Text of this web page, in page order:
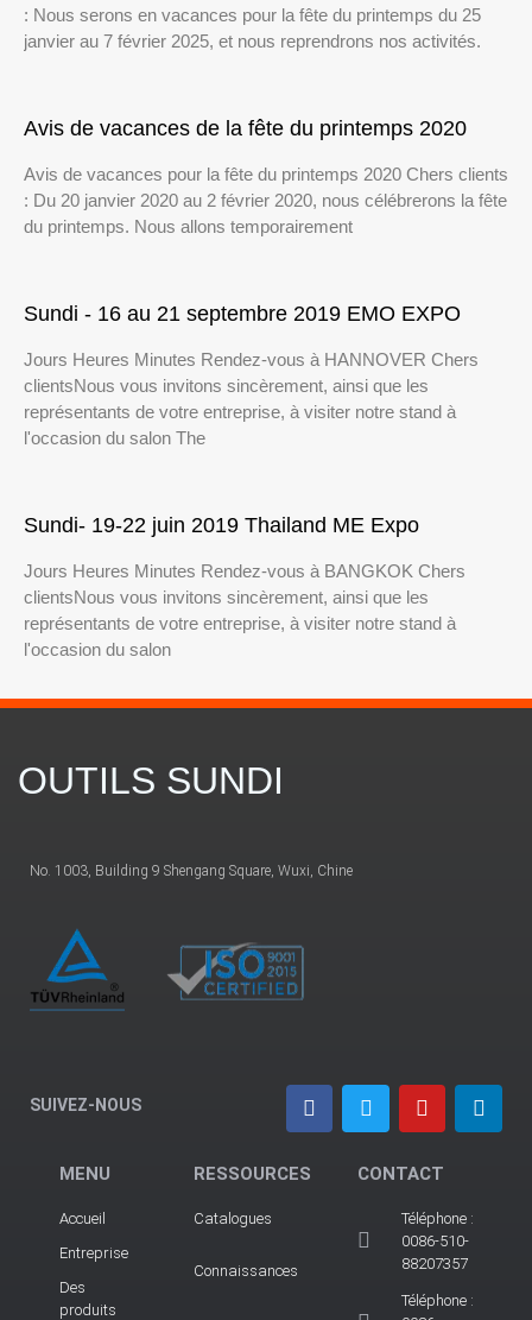
: Nous serons en vacances pour la fête du printemps du 25
janvier au 7 février 2025, et nous reprendrons nos activités.
Avis de vacances de la fête du printemps 2020
Avis de vacances pour la fête du printemps 2020 Chers clients
: Du 20 janvier 2020 au 2 février 2020, nous célébrerons la fête
du printemps. Nous allons temporairement
Sundi - 16 au 21 septembre 2019 EMO EXPO
Jours Heures Minutes Rendez-vous à HANNOVER Chers
clientsNous vous invitons sincèrement, ainsi que les
représentants de votre entreprise, à visiter notre stand à
l'occasion du salon The
Sundi- 19-22 juin 2019 Thailand ME Expo
Jours Heures Minutes Rendez-vous à BANGKOK Chers
clientsNous vous invitons sincèrement, ainsi que les
représentants de votre entreprise, à visiter notre stand à
l'occasion du salon
OUTILS SUNDI
No. 1003, Building 9 Shengang Square, Wuxi, Chine
SUIVEZ-NOUS
MENU
Accueil
Entreprise
Des
produits
RESSOURCES
Catalogues
Connaissances
CONTACT
Téléphone :
0086-510-
88207357
Téléphone :